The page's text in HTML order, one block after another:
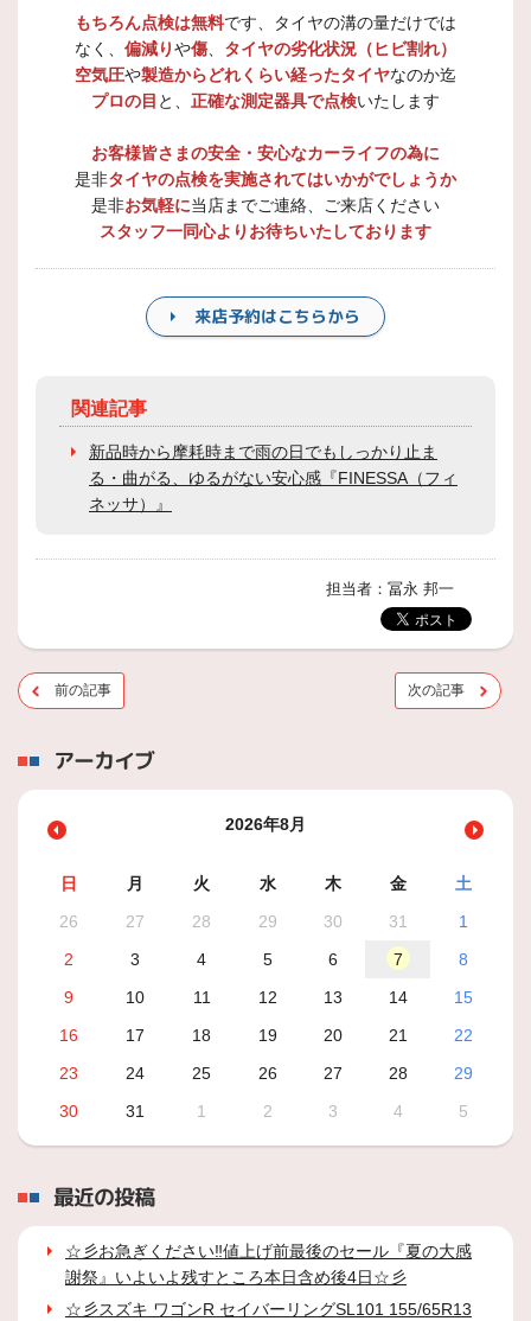
もちろん点検は無料です、タイヤの溝の量だけでは
なく、 偏減りや傷、 タイヤの劣化状況（ヒビ割れ）
空気圧や製造からどれくらい経ったタイヤなのか迄
プロの目 と、 正確な測定器具で点検いたします
お客様皆さまの安全・安心なカーライフの為に
是非タイヤの点検を実施されてはいかがでしょうか
是非お気軽に当店までご連絡、ご来店ください
スタッフ一同心よりお待ちいたしております
来店予約はこちらから
関連記事
新品時から摩耗時まで雨の日でもしっかり止ま
る・曲がる、ゆるがない安心感『FINESSA（フィ
ネッサ）』
担当者：冨永 邦一
前の記事 次の記事
アーカイブ
2026年8月
日 月 火 水 木 金
土
26
27 28 29 30 31
1
2
3 4 5 6 7
8
9
10 11 12 13 14
15
16
17 18 19 20 21
22
23
24 25 26 27 28
29
30
31 1 2 3 4 5
最近の投稿
☆彡お急ぎください‼値上げ前最後のセール『夏の大感
謝祭』いよいよ残すところ本日含め後4日☆彡
☆彡スズキ ワゴンR セイバーリングSL101 155/65R13